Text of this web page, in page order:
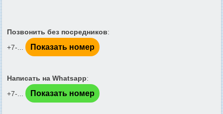
Позвонить без посредников:
+7-...
Показать номер
Написать на Whatsapp:
+7-...
Показать номер